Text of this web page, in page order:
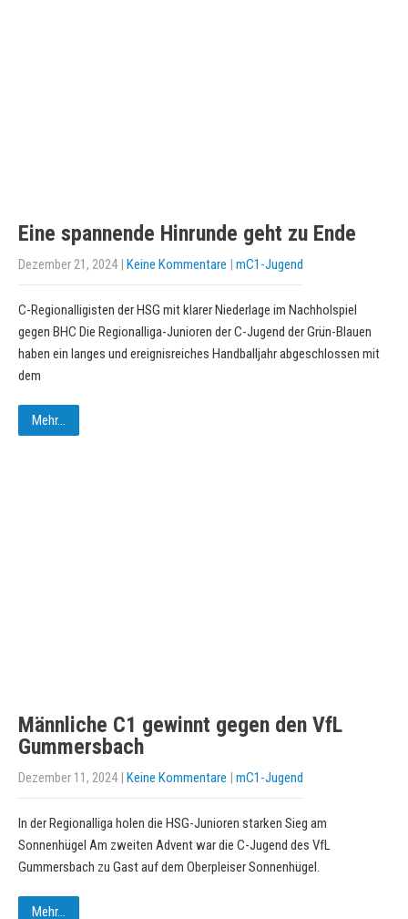
Eine spannende Hinrunde geht zu Ende
Dezember 21, 2024| Keine Kommentare | mC1-Jugend
C-Regionalligisten der HSG mit klarer Niederlage im Nachholspiel
gegen BHC Die Regionalliga-Junioren der C-Jugend der Grün-Blauen
haben ein langes und ereignisreiches Handballjahr abgeschlossen mit
dem
Mehr...
Männliche C1 gewinnt gegen den VfL
Gummersbach
Dezember 11, 2024| Keine Kommentare | mC1-Jugend
In der Regionalliga holen die HSG-Junioren starken Sieg am
Sonnenhügel Am zweiten Advent war die C-Jugend des VfL
Gummersbach zu Gast auf dem Oberpleiser Sonnenhügel.
Mehr...